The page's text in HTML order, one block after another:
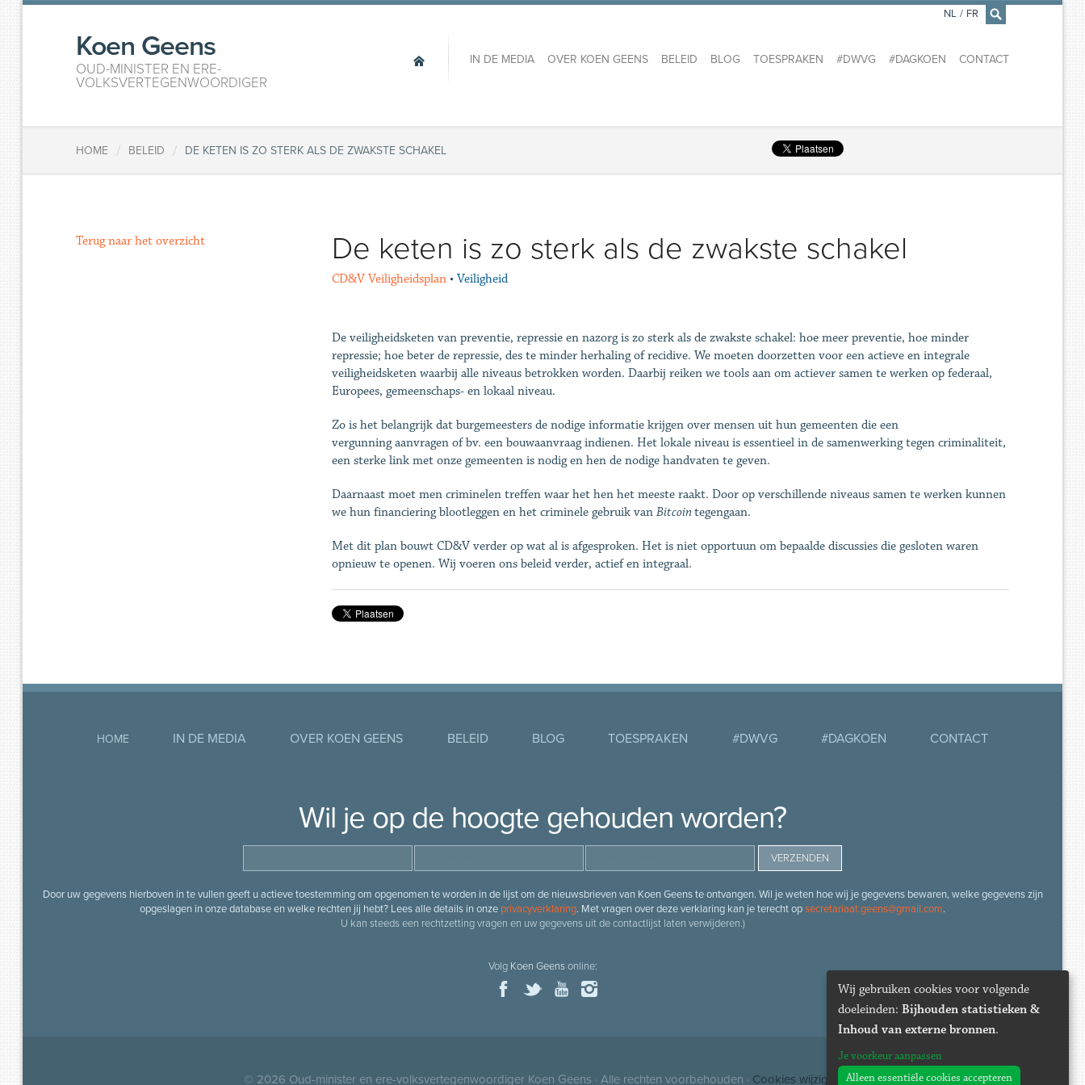
×
Koen Geens
OUD-MINISTER EN ERE-
VOLKSVERTEGENWOORDIGER
IN DE MEDIA OVER KOEN GEENS BELEID BLOG TOESPRAKEN #DWVG #DAGKOEN CONTACT
NL / FR
HOME / BELEID / DE KETEN IS ZO STERK ALS DE ZWAKSTE SCHAKEL
De keten is zo sterk als de zwakste schakel
CD&V Veiligheidsplan • Veiligheid
De veiligheidsketen van preventie, repressie en nazorg is zo sterk als de zwakste schakel: hoe meer preventie, hoe minder
repressie; hoe beter de repressie, des te minder herhaling of recidive. We moeten doorzetten voor een actieve en integrale
veiligheidsketen waarbij alle niveaus betrokken worden. Daarbij reiken we tools aan om actiever samen te werken op federaal,
Europees, gemeenschaps- en lokaal niveau.
Zo is het belangrijk dat burgemeesters de nodige informatie krijgen over mensen uit hun gemeenten die een
vergunning aanvragen of bv. een bouwaanvraag indienen. Het lokale niveau is essentieel in de samenwerking tegen criminaliteit,
een sterke link met onze gemeenten is nodig en hen de nodige handvaten te geven.
Daarnaast moet men criminelen treffen waar het hen het meeste raakt. Door op verschillende niveaus samen te werken kunnen
we hun financiering blootleggen en het criminele gebruik van Bitcointegengaan.
Met dit plan bouwt CD&V verder op wat al is afgesproken. Het is niet opportuun om bepaalde discussies die gesloten waren
opnieuw te openen. Wij voeren ons beleid verder, actief en integraal.
Terug naar het overzicht
HOME IN DE MEDIA OVER KOEN GEENS BELEID BLOG TOESPRAKEN #DWVG #DAGKOEN CONTACT
Wil je op de hoogte gehouden worden?
Door uw gegevens hierboven in te vullen geeft u actieve toestemming om opgenomen te worden in de lijst om de nieuwsbrieven van Koen Geens te ontvangen. Wil je weten hoe wij je gegevens bewaren, welke gegevens zijn
opgeslagen in onze database en welke rechten jij hebt? Lees alle details in onze privacyverklaring. Met vragen over deze verklaring kan je terecht opsecretariaat.geens@gmail.com.
U kan steeds een rechtzetting vragen en uw gegevens uit de contactlijst laten verwijderen.)
Volg Koen Geensonline:
© 2026 Oud-minister en ere-volksvertegenwoordiger Koen Geens · Alle rechten voorbehouden · Cookies wijzigen
Wij gebruiken cookies voor volgende
doeleinden: Bijhouden statistieken &
Inhoud van externe bronnen.
Je voorkeur aanpassen
Alleen essentiële cookies accepteren